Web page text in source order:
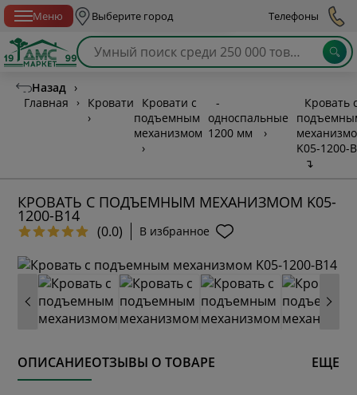
Меню Выберите город Телефоны
Назад ›
Главная
›
Кровати
›
Кровати с
подъемным
механизмом
›
-
односпальные
1200 мм
›
Кровать
K05-1200-
↴
КРОВАТЬ С ПОДЪЕМНЫМ МЕХАНИЗМОМ K05-
1200-B14
(0.0) В избранное
ОПИСАНИЕОТЗЫВЫ О ТОВАРЕ ЕЩЕ